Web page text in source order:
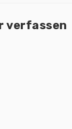
verfassen